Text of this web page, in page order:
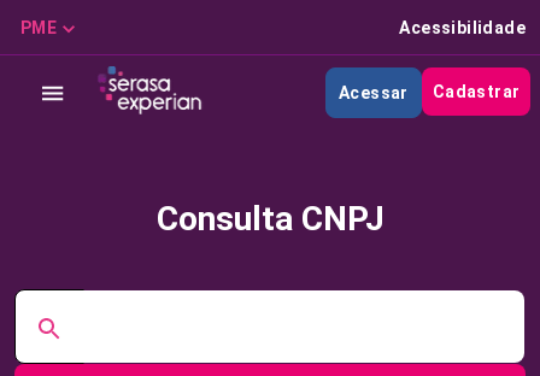
PME Acessibilidade
Acessar Cadastrar
Consulta CNPJ